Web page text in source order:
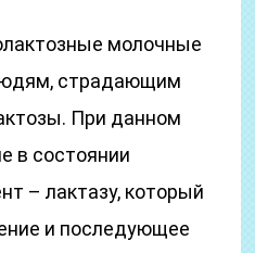
молочные
страдающим
При данном
в состоянии
– лактазу, который
и последующее